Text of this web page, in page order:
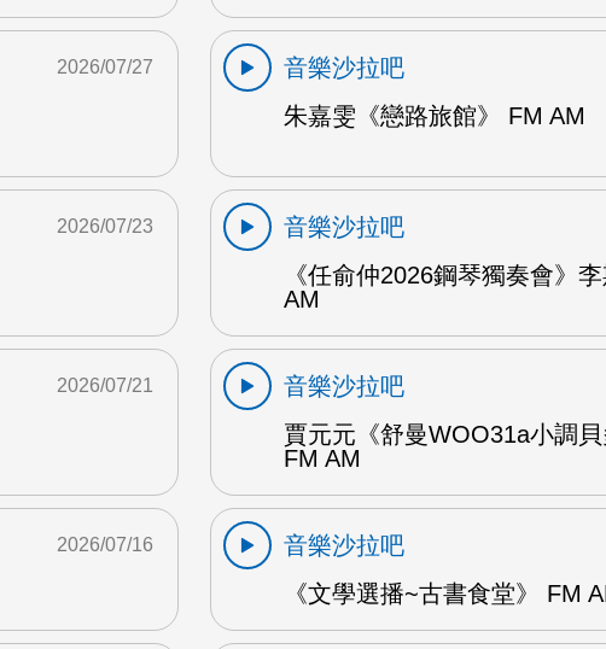
2026/07/27
音樂沙拉吧
朱嘉雯《戀路旅館》 FM AM
2026/07/23
音樂沙拉吧
《任俞仲2026鋼琴獨奏會》
AM
2026/07/21
音樂沙拉吧
賈元元《舒曼WOO31a小調
FM AM
2026/07/16
音樂沙拉吧
《文學選播~古書食堂》 FM